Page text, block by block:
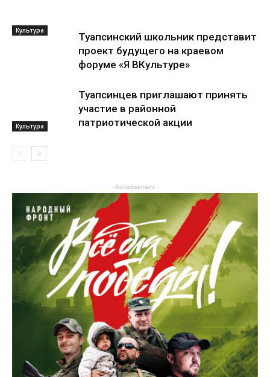
Культура
Культура
Туапсинский школьник представит
проект будущего на краевом
форуме «Я ВКультуре»
Туапсинцев приглашают принять
участие в районной
патриотической акции
- Advertisement -